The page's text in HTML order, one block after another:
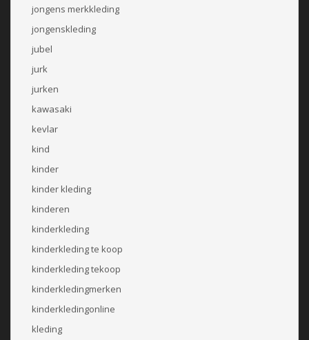
jongens merkkleding
jongenskleding
jubel
jurk
jurken
kawasaki
kevlar
kind
kinder
kinder kleding
kinderen
kinderkleding
kinderkleding te koop
kinderkleding tekoop
kinderkledingmerken
kinderkledingonline
kleding